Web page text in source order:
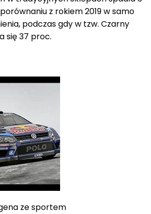
z rokiem 2019 w samo
podczas gdy w tzw. Czarny
się 37 proc.
ze sportem